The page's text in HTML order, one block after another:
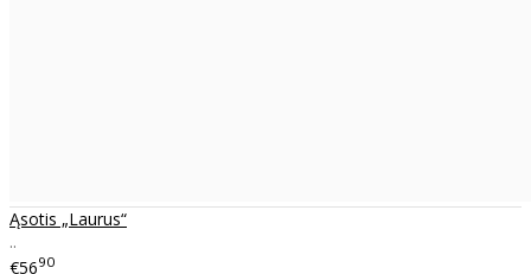
Ąsotis „Laurus“
..
€5690